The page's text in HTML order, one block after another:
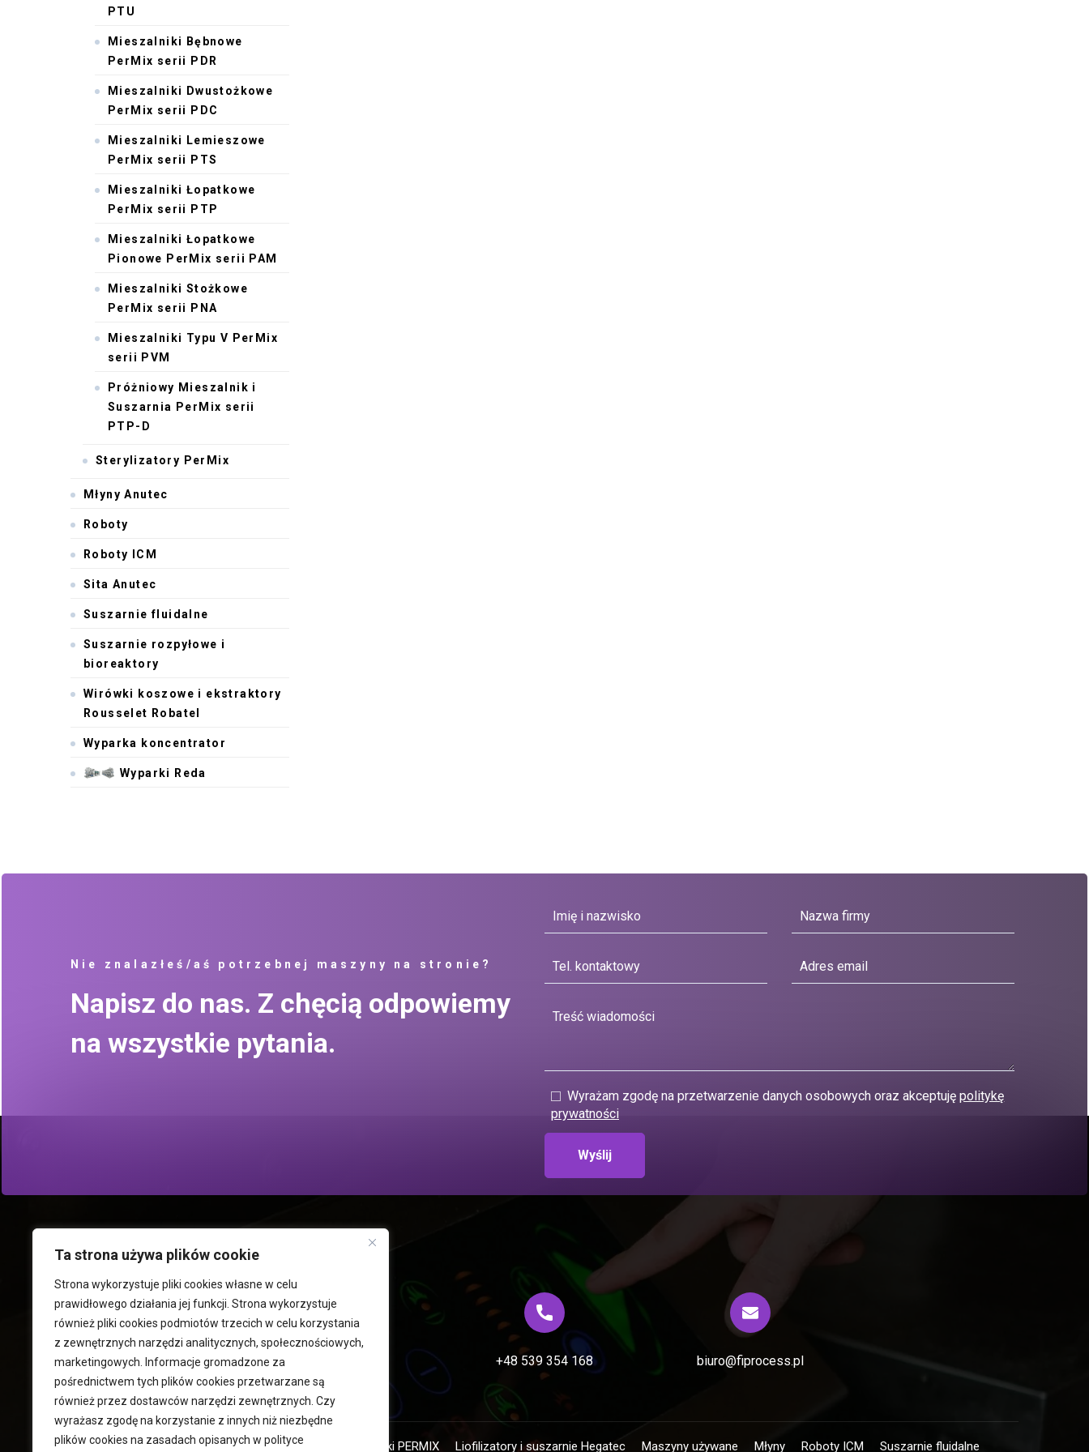
Ta strona używa plików cookie
Strona wykorzystuje pliki cookies własne w celu
prawidłowego działania jej funkcji. Strona wykorzystuje
również pliki cookies podmiotów trzecich w celu korzystania
z zewnętrznych narzędzi analitycznych, społecznościowych,
marketingowych. Informacje gromadzone za
pośrednictwem tych plików cookies przetwarzane są
również przez dostawców narzędzi zewnętrznych. Czy
wyrażasz zgodę na korzystanie z innych niż niezbędne
plików cookies na zasadach opisanych w polityce
PTU
Mieszalniki Bębnowe
PerMix serii PDR
Mieszalniki Dwustożkowe
PerMix serii PDC
Mieszalniki Lemieszowe
PerMix serii PTS
Mieszalniki Łopatkowe
PerMix serii PTP
Mieszalniki Łopatkowe
Pionowe PerMix serii PAM
Mieszalniki Stożkowe
PerMix serii PNA
Mieszalniki Typu V PerMix
serii PVM
Próżniowy Mieszalnik i
Suszarnia PerMix serii
PTP-D
Sterylizatory PerMix
Młyny Anutec
Roboty
Roboty ICM
Sita Anutec
Suszarnie fluidalne
Suszarnie rozpyłowe i
bioreaktory
Wirówki koszowe i ekstraktory
Rousselet Robatel
Wyparka koncentrator
Wyparki Reda
Nie znalazłeś/aś potrzebnej maszyny na stronie?
Napisz do nas. Z chęcią odpowiemy
na wszystkie pytania.
Wyrażam zgodę na przetwarzenie danych osobowych oraz akceptujępolitykę
prywatności
+48 539 354 168 biuro@fiprocess.pl
Wirówki i ekstraktory Rousselet Robatel Mieszalniki PERMIX Liofilizatory i suszarnie Hegatec Maszyny używane Młyny Roboty ICM Suszarnie fluidalne